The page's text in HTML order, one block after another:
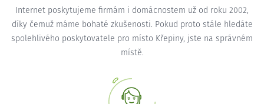
Internet poskytujeme firmám i domácnostem už od roku 2002,
díky čemuž máme bohaté zkušenosti. Pokud proto stále hledáte
spolehlivého poskytovatele pro místo Křepiny, jste na správném
místě.